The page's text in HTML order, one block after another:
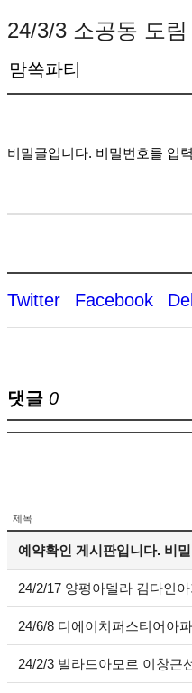
24/3/3 소공동 도
맘쏙파티
비밀글입니다. 비밀번호를 입
Twitter Facebook
댓글 0
제목
예약확인 게시판입니다. 비
24/2/17 양평아델라 김다인
24/6/8 디에이치퍼스티어아
24/2/3 빌라드아모르 이창근